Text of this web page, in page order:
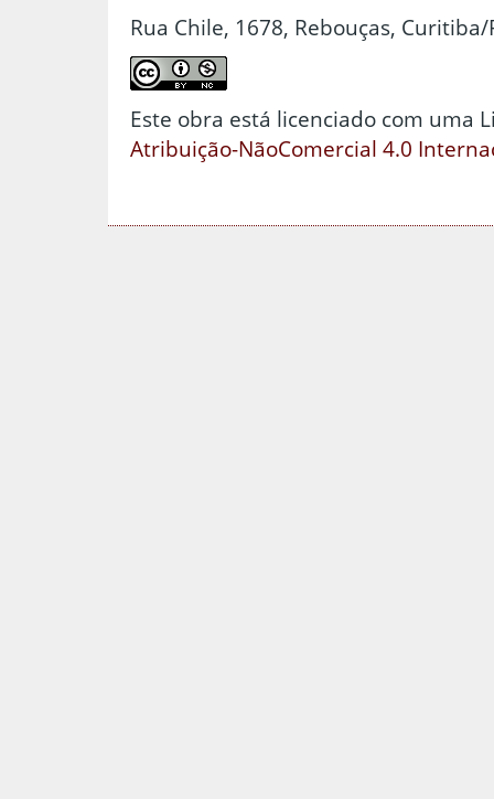
Rua Chile, 1678, Rebouças, Curitiba/
Este obra está licenciado com uma
Atribuição-NãoComercial 4.0